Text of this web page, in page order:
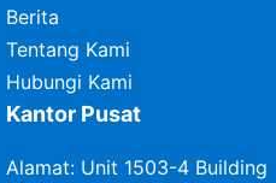
Berita
Tentang Kami
Hubungi Kami
Kantor Pusat
Alamat: Unit 1503-4 Building